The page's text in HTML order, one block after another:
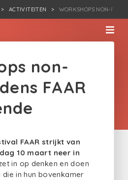
ACTIVITEITEN WORKSHOPS NON-
non-
FAAR
FAAR strijkt van
10 maart neer in
in op denken en doen
in hun bovenkamer